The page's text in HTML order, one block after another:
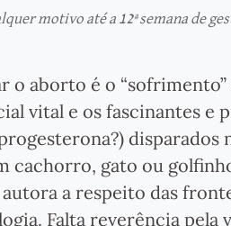
motivo até a 12ª semana de
o aborto é o
vital e os fascinantes e
disparados
cachorro, gato ou
a respeito das
Falta reverência pela